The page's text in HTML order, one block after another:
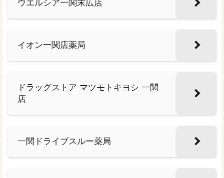
ウエルシア一関末広店
イオン一関店薬局
ドラッグストア マツモトキヨシ 一関
店
一関ドライブスルー薬局